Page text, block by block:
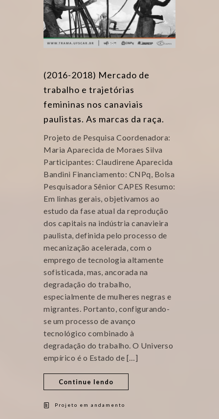
(2016-2018) Mercado de
trabalho e trajetórias
femininas nos canaviais
paulistas. As marcas da raça.
Projeto de Pesquisa Coordenadora:
Maria Aparecida de Moraes Silva
Participantes: Claudirene Aparecida
Bandini Financiamento: CNPq, Bolsa
Pesquisadora Sênior CAPES Resumo:
Em linhas gerais, objetivamos ao
estudo da fase atual da reprodução
dos capitais na indústria canavieira
paulista, definida pelo processo de
mecanização acelerada, com o
emprego de tecnologia altamente
sofisticada, mas, ancorada na
degradação do trabalho,
especialmente de mulheres negras e
migrantes. Portanto, configurando-
se um processo de avanço
tecnológico combinado à
degradação do trabalho. O Universo
empírico é o Estado de […]
Continue lendo
Projeto em andamento